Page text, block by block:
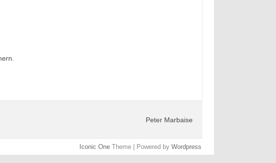
Peter Marbaise
Iconic One Theme | Powered by Wordpress